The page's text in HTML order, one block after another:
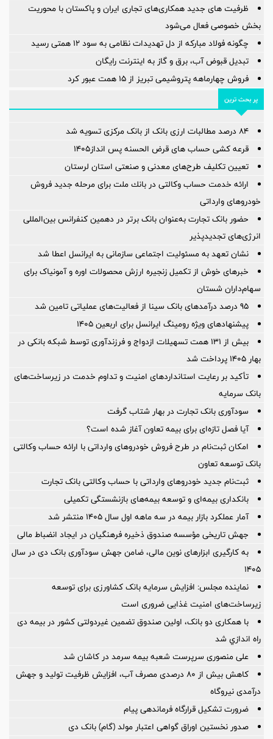
ظرفیت های جدید همکاری‌های تجاری ایران و پاکستان با محوریت
بخش خصوصی فعال می‌شود
چگونه فولاد مبارکه از دل تهدیدات نظامی به سود ۱۲ همتی رسید
تبدیل قبوض آب، برق و گاز به اینترنت رایگان
فروش چهارماهه پتروشیمی تبریز از ۱۵ همت عبور کرد
پر بحث ترین
۸۴ درصد مطالبات ارزی بانک از بانک مرکزی تسویه شد
قرعه کشی حساب های قرض الحسنه پس انداز1405
تعیین تکلیف طرح‌های معدنی و صنعتی استان لرستان
ارائه خدمت حساب وكالتی در بانك ملت برای مرحله جدید فروش
خودروهای وارداتی
حضور بانک تجارت به‌عنوان بانک برتر در دهمین کنفرانس بین‌المللی
انرژی‌های تجدیدپذیر
نشان تعهد به مسئولیت اجتماعی سازمانی به ایرانسل اعطا شد
خبرهای خوش از تکمیل زنجیره ارزش محصولات اوره و آمونیاک برای
سهام‌داران شستان
95 درصد درآمدهای بانک سینا از فعالیت‌های عملیاتی تامین شد
پیشنهادهای ویژه رومینگ ایرانسل برای اربعین ۱۴۰۵
بیش از 131 همت تسهیلات ازدواج و فرزندآوری توسط شبکه بانکی در
بهار 1405 پرداخت شد
تأکید بر رعایت استانداردهای امنیت و تداوم خدمت در زیرساخت‌های
بانک سرمایه
سودآوری بانک تجارت در بهار شتاب گرفت
آیا فصل تازه‌ای برای بیمه تعاون آغاز شده است؟
امکان ثبت‌نام در طرح فروش خودروهای وارداتی با ارائه حساب وکالتی
بانک توسعه تعاون
ثبت‌نام جدید خودروهای وارداتی با حساب وکالتی بانک تجارت
بانکداری بیمه‌ای و توسعه بیمه‌های بازنشستگی تکمیلی
آمار عملكرد بازار بیمه در سه ماهه اول سال 1405 منتشر شد
جهش تاریخی مؤسسه صندوق ذخیره فرهنگیان در ایجاد انضباط مالی
به کارگیری ابزارهای نوین مالی، ضامن جهش سودآوری بانک دی در سال
۱۴۰۵
نماینده مجلس: افزایش سرمایه بانک کشاورزی برای توسعه
زیرساخت‌های امنیت غذایی ضروری است
با همکاری دو بانک، اولین صندوق تضمین غیردولتی کشور در بیمه دی
راه اندازي شد
علی منصوری سرپرست شعبه بیمه سرمد در کاشان شد
کاهش بیش از ۸۰ درصدی مصرف آب، افزایش ظرفیت تولید و جهش
درآمدی نیروگاه
ضرورت تشكیل قرارگاه فرماندهی پیام
صدور نخستین اوراق گواهی اعتبار مولد (گام) بانک دی